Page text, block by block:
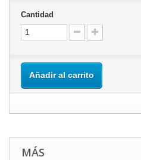
Cantidad
Añadir al carrito
MÁS